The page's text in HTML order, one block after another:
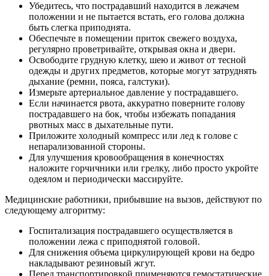
Убедитесь, что пострадавший находится в лежачем
положении и не пытается встать, его голова должна
быть слегка приподнята.
Обеспечьте в помещении приток свежего воздуха,
регулярно проветривайте, открывая окна и двери.
Освободите грудную клетку, шею и живот от тесной
одежды и других предметов, которые могут затруднять
дыхание (ремни, пояса, галстуки).
Измерьте артериальное давление у пострадавшего.
Если начинается рвота, аккуратно поверните голову
пострадавшего на бок, чтобы избежать попадания
рвотных масс в дыхательные пути.
Приложите холодный компресс или лед к голове с
непарализованной стороны.
Для улучшения кровообращения в конечностях
наложите горчичники или грелку, либо просто укройте
одеялом и периодически массируйте.
Медицинские работники, прибывшие на вызов, действуют по
следующему алгоритму:
Госпитализация пострадавшего осуществляется в
положении лежа с приподнятой головой.
Для снижения объема циркулирующей крови на бедро
накладывают резиновый жгут.